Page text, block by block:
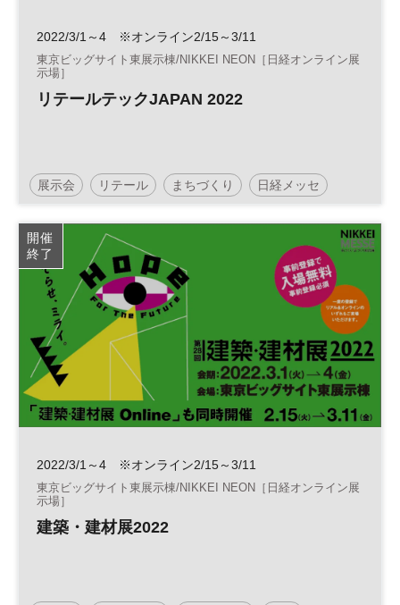
2022/3/1～4 ※オンライン2/15～3/11
東京ビッグサイト東展示棟/NIKKEI NEON［日経オンライン展
示場］
リテールテックJAPAN 2022
展示会 リテール まちづくり 日経メッセ
小売・流通業
リテールテック
開催
終了
2022/3/1～4 ※オンライン2/15～3/11
東京ビッグサイト東展示棟/NIKKEI NEON［日経オンライン展
示場］
建築・建材展2022